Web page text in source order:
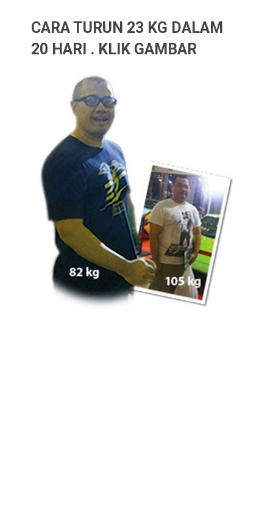
CARA TURUN 23 KG DALAM
20 HARI . KLIK GAMBAR